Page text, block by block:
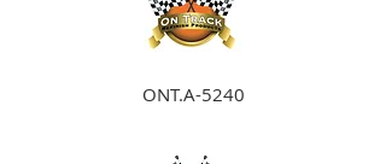
ONT.A-5240